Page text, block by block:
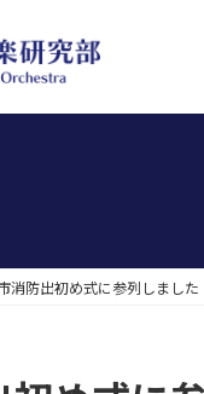
消防出初め式に参列しました